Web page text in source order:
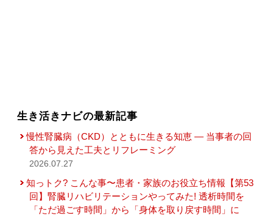
生き活きナビの最新記事
慢性腎臓病（CKD）とともに生きる知恵 — 当事者の回
答から見えた工夫とリフレーミング
2026.07.27
知っトク? こんな事〜患者・家族のお役立ち情報【第53
回】腎臓リハビリテーションやってみた! 透析時間を
「ただ過ごす時間」から「身体を取り戻す時間」に